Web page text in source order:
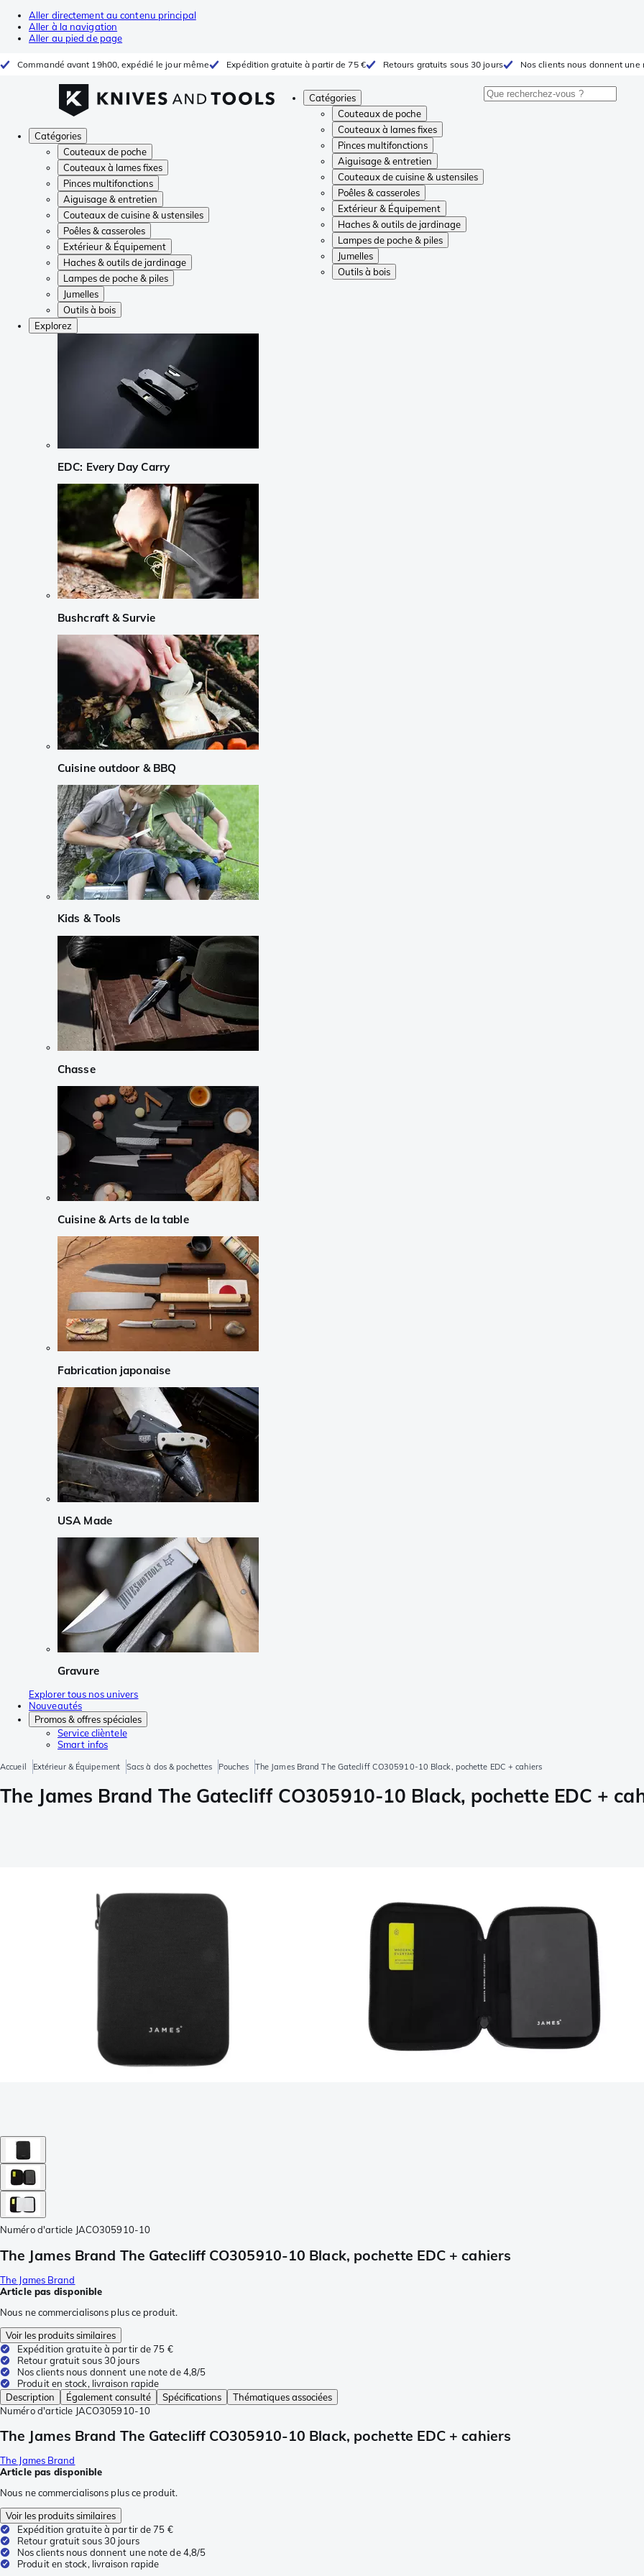
Aller directement au contenu principal
Aller à la navigation
Aller au pied de page
Commandé avant 19h00, expédié le jour même Expédition gratuite à partir de 75 € Retours gratuits sous 30 jours Nos clients nous donnent une
Catégories
Couteaux de poche
Couteaux à lames fixes
Pinces multifonctions
Aiguisage & entretien
Couteaux de cuisine & ustensiles
Poêles & casseroles
Extérieur & Équipement
Haches & outils de jardinage
Lampes de poche & piles
Jumelles
Outils à bois
Catégories
Couteaux de poche
Couteaux à lames fixes
Pinces multifonctions
Aiguisage & entretien
Couteaux de cuisine & ustensiles
Poêles & casseroles
Extérieur & Équipement
Haches & outils de jardinage
Lampes de poche & piles
Jumelles
Outils à bois
Explorez
EDC: Every Day Carry
Bushcraft & Survie
Cuisine outdoor & BBQ
Kids & Tools
Chasse
Cuisine & Arts de la table
Fabrication japonaise
USA Made
Gravure
Explorer tous nos univers
Nouveautés
Promos & offres spéciales
Service clièntele
Smart infos
Accueil Extérieur & Équipement Sacs à dos & pochettes Pouches The James Brand The Gatecliff CO305910-10 Black, pochette EDC + cahiers
The James Brand The Gatecliff CO305910-10 Black, pochette EDC +
Numéro d'article JACO305910-10
The James Brand The Gatecliff CO305910-10 Black, pochette EDC + cahiers
The James Brand
Article pas disponible
Nous ne commercialisons plus ce produit.
Voir les produits similaires
Expédition gratuite à partir de 75 €
Retour gratuit sous 30 jours
Nos clients nous donnent une note de 4,8/5
Produit en stock, livraison rapide
Description
Également consulté Spécifications
Thématiques associées
Numéro d'article JACO305910-10
The James Brand The Gatecliff CO305910-10 Black, pochette EDC + cahiers
The James Brand
Article pas disponible
Nous ne commercialisons plus ce produit.
Voir les produits similaires
Expédition gratuite à partir de 75 €
Retour gratuit sous 30 jours
Nos clients nous donnent une note de 4,8/5
Produit en stock, livraison rapide